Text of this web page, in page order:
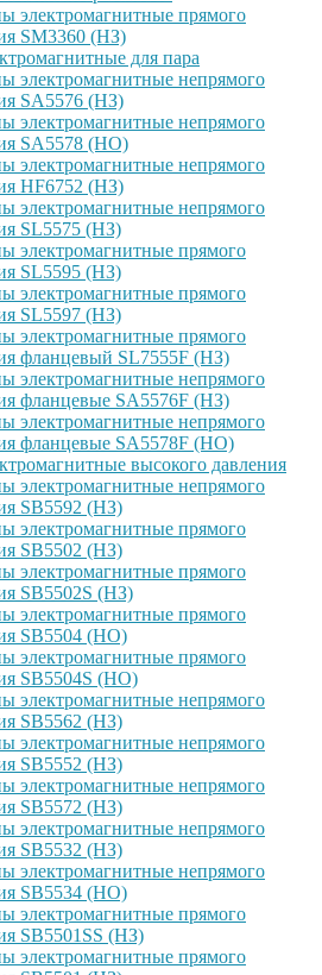
электромагнитные прямого
SM3360 (НЗ)
для пара
электромагнитные непрямого
SA5576 (НЗ)
электромагнитные непрямого
SA5578 (НО)
электромагнитные непрямого
HF6752 (НЗ)
электромагнитные непрямого
SL5575 (НЗ)
электромагнитные прямого
SL5595 (НЗ)
электромагнитные прямого
SL5597 (НЗ)
электромагнитные прямого
фланцевый SL7555F (НЗ)
электромагнитные непрямого
фланцевые SA5576F (НЗ)
электромагнитные непрямого
фланцевые SA5578F (НО)
высокого давления
электромагнитные непрямого
SB5592 (НЗ)
электромагнитные прямого
SB5502 (НЗ)
электромагнитные прямого
SB5502S (НЗ)
электромагнитные прямого
SB5504 (НО)
электромагнитные прямого
SB5504S (НО)
электромагнитные непрямого
SB5562 (НЗ)
электромагнитные непрямого
SB5552 (НЗ)
электромагнитные непрямого
SB5572 (НЗ)
электромагнитные непрямого
SB5532 (НЗ)
электромагнитные непрямого
SB5534 (НО)
электромагнитные прямого
SB5501SS (НЗ)
электромагнитные прямого